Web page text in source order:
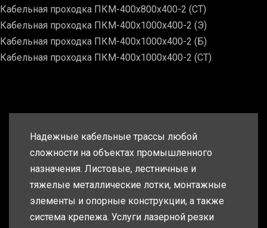
Кабельная проходка ПКМ-400х800х400-2 (СТ)
Кабельная проходка ПКМ-400х1000х400-2 (Э)
Кабельная проходка ПКМ-400х1000х400-2 (Б)
Кабельная проходка ПКМ-400х1000х400-2 (СТ)
Надежные кабельные трассы любой
сложности на объектах промышленного
назначения. Листовые, лестничные и
тяжелые металлические лотки, монтажные
элементы и опорные конструкции, а также
система крепежа. Услуги лазерной резки